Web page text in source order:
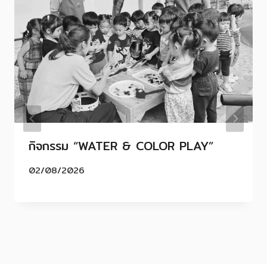
กิจกรรม “WATER & COLOR PLAY”
02/08/2026